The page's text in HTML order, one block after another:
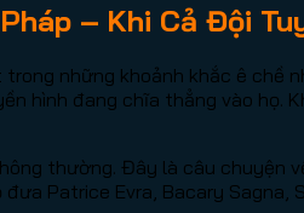
– Khi Cả Đội
trong những khoảnh khắc ê chề
hình đang chĩa thẳng vào họ.
thường. Đây là câu chuyện
Patrice Evra, Bacary Sagna,